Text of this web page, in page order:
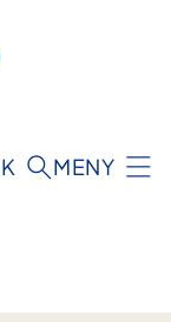
MENY